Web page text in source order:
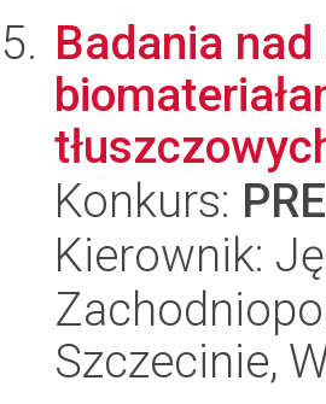
Badania
Konkurs:
Kierownik:
Szczecinie,